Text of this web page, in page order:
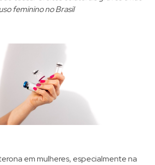
feminino no Brasil​
em mulheres, especialmente na